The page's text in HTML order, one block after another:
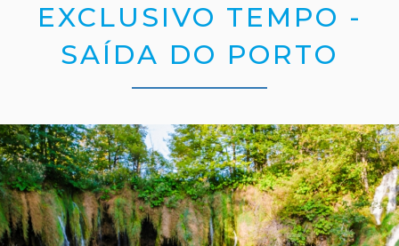
EXCLUSIVO TEMPO -
SAÍDA DO PORTO